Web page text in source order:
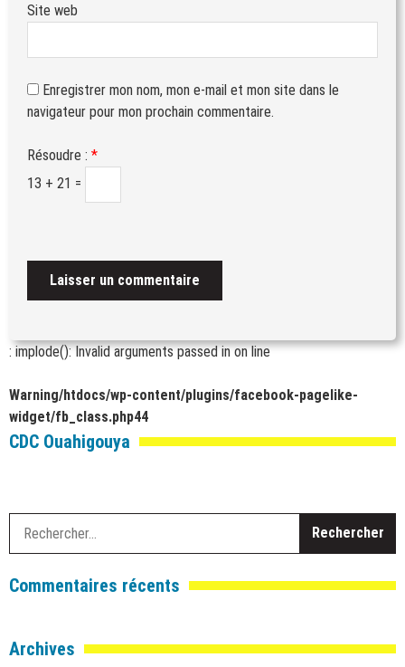
Site web
Enregistrer mon nom, mon e-mail et mon site dans le
navigateur pour mon prochain commentaire.
Résoudre : *
13 + 21 =
: implode(): Invalid arguments passed inon line
Warning/htdocs/wp-content/plugins/facebook-pagelike-
widget/fb_class.php44
CDC Ouahigouya
Commentaires récents
Archives